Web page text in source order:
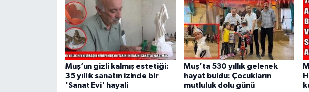
Muş’un gizli kalmış estetiği:
35 yıllık sanatın izinde bir
'Sanat Evi' hayali
Muş’ta 530 yıllık gelenek
hayat buldu: Çocukların
mutluluk dolu günü